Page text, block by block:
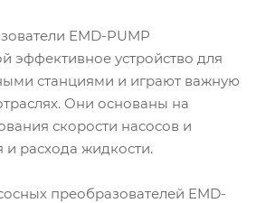
EMD-PUMP
эффективное устройство для
станциями и играют важную
Они основаны на
скорости насосов и
и расхода жидкости.
преобразователей EMD-